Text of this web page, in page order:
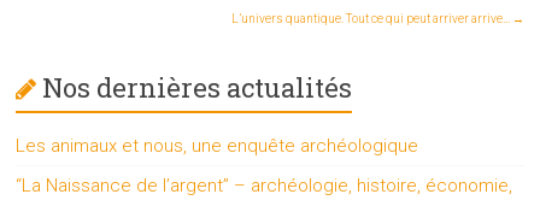
L’univers quantique. Tout ce qui peut arriver arrive… →
Nos dernières actualités
Les animaux et nous, une enquête archéologique
“La Naissance de l’argent” – archéologie, histoire, économie,